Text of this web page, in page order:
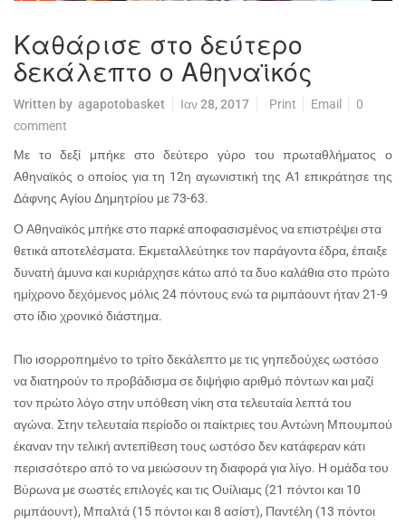
Καθάρισε στο δεύτερο
δεκάλεπτο ο Αθηναϊκός
Written by agapotobasket Ιαν 28, 2017 Print Email
0
comment
Με το δεξί μπήκε στο δεύτερο γύρο του πρωταθλήματος ο
Αθηναϊκός ο οποίος για τη 12η αγωνιστική της Α1 επικράτησε της
Δάφνης Αγίου Δημητρίου με 73-63.
Ο Αθηναϊκός μπήκε στο παρκέ αποφασισμένος να επιστρέψει στα
θετικά αποτελέσματα. Εκμεταλλεύτηκε τον παράγοντα έδρα, έπαιξε
δυνατή άμυνα και κυριάρχησε κάτω από τα δυο καλάθια στο πρώτο
ημίχρονο δεχόμενος μόλις 24 πόντους ενώ τα ριμπάουντ ήταν 21-9
στο ίδιο χρονικό διάστημα.
Πιο ισορροπημένο το τρίτο δεκάλεπτο με τις γηπεδούχες ωστόσο
να διατηρούν το προβάδισμα σε διψήφιο αριθμό πόντων και μαζί
τον πρώτο λόγο στην υπόθεση νίκη στα τελευταία λεπτά του
αγώνα. Στην τελευταία περίοδο οι παίκτριες του Αντώνη Μπουμπού
έκαναν την τελική αντεπίθεση τους ωστόσο δεν κατάφεραν κάτι
περισσότερο από το να μειώσουν τη διαφορά για λίγο. Η ομάδα του
Βύρωνα με σωστές επιλογές και τις Ουίλιαμς (21 πόντοι και 10
ριμπάουντ), Μπαλτά (15 πόντοι και 8 ασίστ), Παντέλη (13 πόντοι